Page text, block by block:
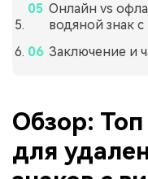
Онлайн vs
водяной знак
Заключение и
Обзор:
для